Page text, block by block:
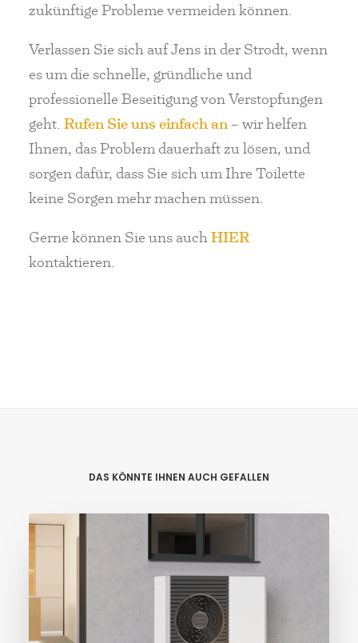
zukünftige Probleme vermeiden können.
Verlassen Sie sich auf Jens in der Strodt, wenn
es um die schnelle, gründliche und
professionelle Beseitigung von Verstopfungen
geht. Rufen Sie uns einfach an – wir helfen
Ihnen, das Problem dauerhaft zu lösen, und
sorgen dafür, dass Sie sich um Ihre Toilette
keine Sorgen mehr machen müssen.
Gerne können Sie uns auchHIER
kontaktieren.
DAS KÖNNTE IHNEN AUCH GEFALLEN